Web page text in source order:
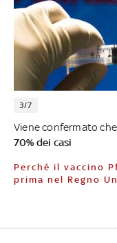
3/7
Viene confermato che
70% dei casi
Perché il vaccino Pfizer è stato somministrato
prima nel Regno